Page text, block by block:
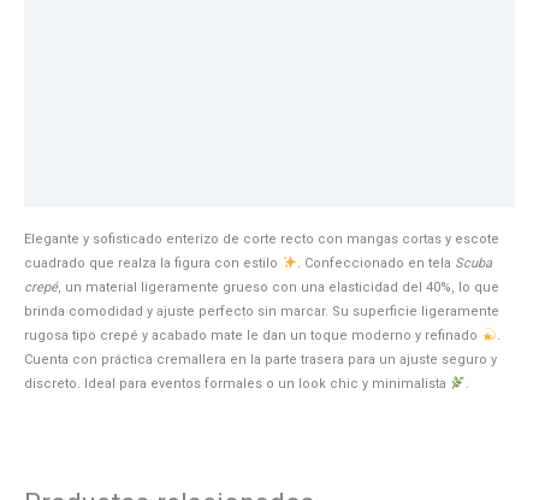
Elegante y sofisticado enterizo de corte recto con mangas cortas y escote
cuadrado que realza la figura con estilo
. Confeccionado en tela Scuba
crepé, un material ligeramente grueso con una elasticidad del 40%, lo que
brinda comodidad y ajuste perfecto sin marcar. Su superficie ligeramente
rugosa tipo crepé y acabado mate le dan un toque moderno y refinado
.
Cuenta con práctica cremallera en la parte trasera para un ajuste seguro y
discreto. Ideal para eventos formales o un look chic y minimalista
.